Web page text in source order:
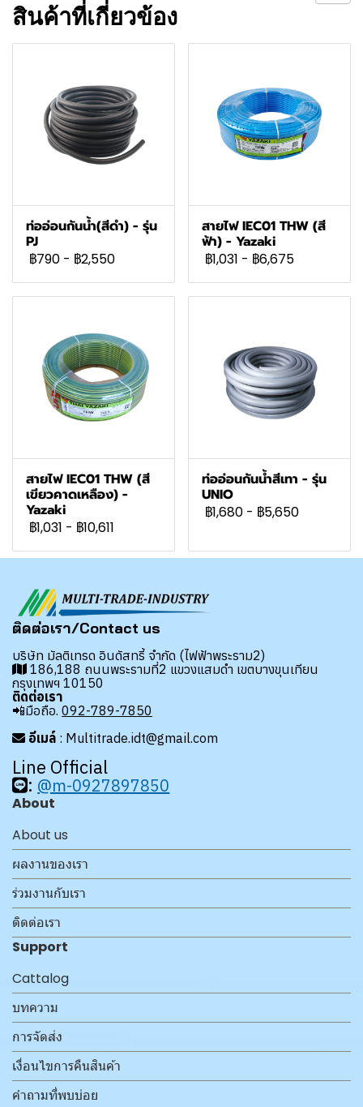
สินค้าที่เกี่ยวข้อง
ท่ออ่อนกันน้ำ(สีดำ) - รุ่น
PJ
฿790 - ฿2,550
สายไฟ IEC01 THW (สี
ฟ้า) - Yazaki
฿1,031 - ฿6,675
สายไฟ IEC01 THW (สี
เขียวคาดเหลือง) -
Yazaki
฿1,031 - ฿10,611
ท่ออ่อนกันน้ำสีเทา - รุ่น
UNIO
฿1,680 - ฿5,650
ติดต่อเรา/Contact us
บริษัท มัลติเทรด อินดัสทรี้ จำกัด (ไฟฟ้าพระราม2)
186,188 ถนนพระรามที่2 แขวงแสมดำ เขตบางขุนเทียน
กรุงเทพฯ 10150
ติดต่อเรา
📲มือถือ. 092-789-7850
อีเมล์ : Multitrade.idt@gmail.com
Line Official
: @m-0927897850
About
About us
ผลงานของเรา
ร่วมงานกับเรา
ติดต่อเรา
Support
Cattalog
บทความ
การจัดส่ง
เงื่อนไขการคืนสินค้า
คำถามที่พบบ่อย